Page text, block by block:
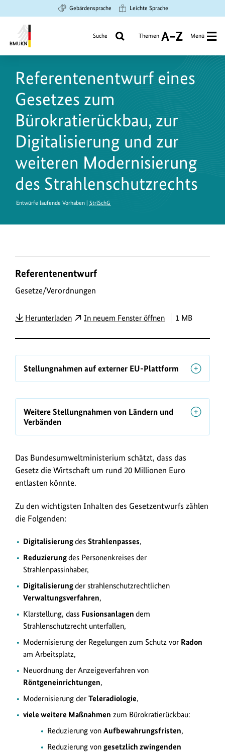
Hauptinhalt
springen
Suche
springen
Hauptnavigation
springen
Gebärdensprache Leichte Sprache
Umwelt,
Naturschutz
und
nukleare
Sicherheit
Suche Themen
A
Z
Menü
Referentenentwurf eines
Gesetzes zum
Bürokratierückbau, zur
Digitalisierung und zur
weiteren Modernisierung
des Strahlenschutzrechts
Entwürfe laufende Vorhaben |StrlSchG
o
w
l
o
a
s
/
n
k
s
Referentenentwurf
Gesetze/Verordnungen
HerunterladenPDFIn neuem Fenster öffnen 1 MB
Stellungnahmen auf externer EU-Plattform
Weitere Stellungnahmen von Ländern und
Verbänden
Das Bundesumweltministerium schätzt, dass das
Gesetz die Wirtschaft um rund 20 Millionen Euro
entlasten könnte.
Zu den wichtigsten Inhalten des Gesetzentwurfs zählen
die Folgenden:
Digitalisierungdes Strahlenpasses,
Reduzierungdes Personenkreises der
Strahlenpassinhaber,
Digitalisierungder strahlenschutzrechtlichen
Verwaltungsverfahren,
Klarstellung, dass Fusionsanlagen dem
Strahlenschutzrecht unterfallen,
Modernisierung der Regelungen zum Schutz vor Radon
am Arbeitsplatz,
Neuordnung der Anzeigeverfahren von
Röntgeneinrichtungen,
Modernisierung der Teleradiologie,
viele weitere Maßnahmen zum Bürokratierückbau:
Reduzierung von Aufbewahrungsfristen,
Reduzierung von gesetzlich zwingenden